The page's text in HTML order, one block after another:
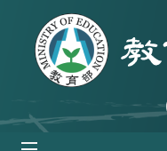
跳到主要內容區塊